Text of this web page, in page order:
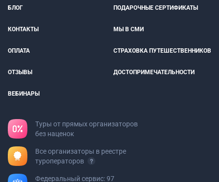
БЛОГ ПОДАРОЧНЫЕ СЕРТИФИКАТЫ
КОНТАКТЫ МЫ В СМИ
ОПЛАТА СТРАХОВКА ПУТЕШЕСТВЕННИКОВ
ОТЗЫВЫ ДОСТОПРИМЕЧАТЕЛЬНОСТИ
ВЕБИНАРЫ
Туры от прямых организаторов
без наценок
Все организаторы в реестре
туроператоров
Федеральный сервис: 97